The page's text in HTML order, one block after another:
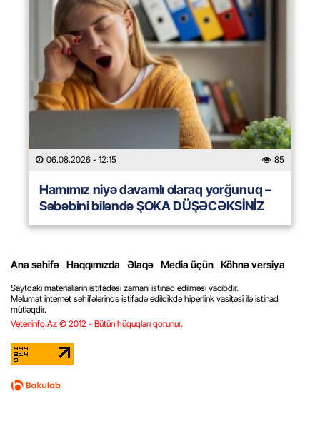
06.08.2026 - 12:15 85
Hamımız niyə davamlı olaraq yorğunuq –
Səbəbini biləndə ŞOKA DÜŞƏCƏKSİNİZ
Ana səhifə Haqqımızda Əlaqə Media üçün Köhnə versiya
Saytdakı materialların istifadəsi zamanı istinad edilməsi vacibdir.
Məlumat internet səhifələrində istifadə edildikdə hiperlink vasitəsi ilə istinad
mütləqdir.
Veteninfo.Az © 2012 - Bütün hüquqları qorunur.